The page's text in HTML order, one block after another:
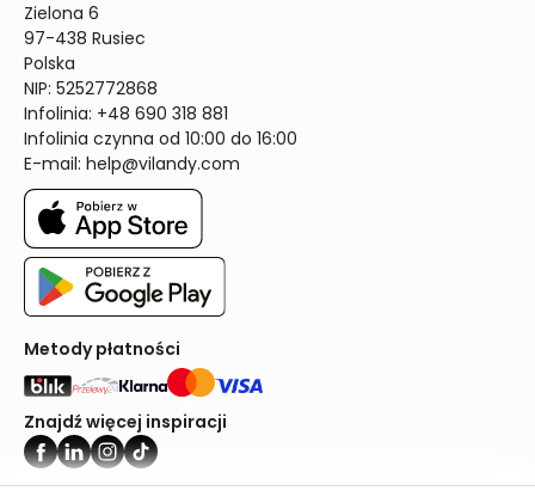
Zielona 6
97-438 Rusiec
Polska
NIP: 5252772868
Infolinia: +48 690 318 881
Infolinia czynna od 10:00 do 16:00
E-mail: help@vilandy.com
Metody płatności
Znajdź więcej inspiracji
Vilandy ©2024